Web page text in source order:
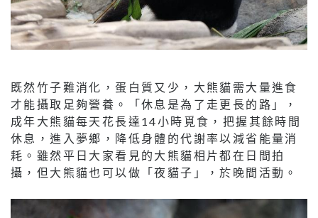
既然竹子難消化，蛋白質又少，大熊貓需大量進食
才能攝取足夠營養。「休息是為了走更長的路」，
成年大熊貓每天花長達14小時覓食，把握其餘時間
休息，進入夢鄉，降低身體的代謝率以減省能量消
耗。雖然平日大家看見的大熊貓相片都在日間拍
攝，但大熊貓也可以做「夜貓子」，於晚間活動。